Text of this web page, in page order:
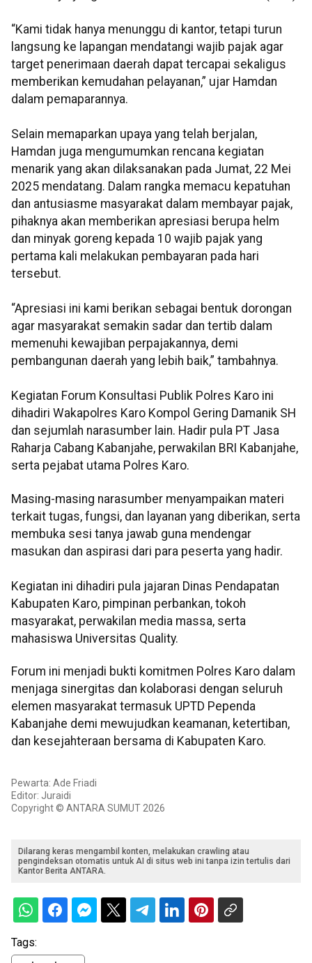
“Kami tidak hanya menunggu di kantor, tetapi turun
langsung ke lapangan mendatangi wajib pajak agar
target penerimaan daerah dapat tercapai sekaligus
memberikan kemudahan pelayanan,” ujar Hamdan
dalam pemaparannya.
Selain memaparkan upaya yang telah berjalan,
Hamdan juga mengumumkan rencana kegiatan
menarik yang akan dilaksanakan pada Jumat, 22 Mei
2025 mendatang. Dalam rangka memacu kepatuhan
dan antusiasme masyarakat dalam membayar pajak,
pihaknya akan memberikan apresiasi berupa helm
dan minyak goreng kepada 10 wajib pajak yang
pertama kali melakukan pembayaran pada hari
tersebut.
“Apresiasi ini kami berikan sebagai bentuk dorongan
agar masyarakat semakin sadar dan tertib dalam
memenuhi kewajiban perpajakannya, demi
pembangunan daerah yang lebih baik,” tambahnya.
Kegiatan Forum Konsultasi Publik Polres Karo ini
dihadiri Wakapolres Karo Kompol Gering Damanik SH
dan sejumlah narasumber lain. Hadir pula PT Jasa
Raharja Cabang Kabanjahe, perwakilan BRI Kabanjahe,
serta pejabat utama Polres Karo.
Masing-masing narasumber menyampaikan materi
terkait tugas, fungsi, dan layanan yang diberikan, serta
membuka sesi tanya jawab guna mendengar
masukan dan aspirasi dari para peserta yang hadir.
Kegiatan ini dihadiri pula jajaran Dinas Pendapatan
Kabupaten Karo, pimpinan perbankan, tokoh
masyarakat, perwakilan media massa, serta
mahasiswa Universitas Quality.
Forum ini menjadi bukti komitmen Polres Karo dalam
menjaga sinergitas dan kolaborasi dengan seluruh
elemen masyarakat termasuk UPTD Pependa
Kabanjahe demi mewujudkan keamanan, ketertiban,
dan kesejahteraan bersama di Kabupaten Karo.
Pewarta: Ade Friadi
Editor: Juraidi
Copyright © ANTARA SUMUT 2026
Dilarang keras mengambil konten, melakukan crawling atau
pengindeksan otomatis untuk AI di situs web ini tanpa izin tertulis dari
Kantor Berita ANTARA.
Tags: